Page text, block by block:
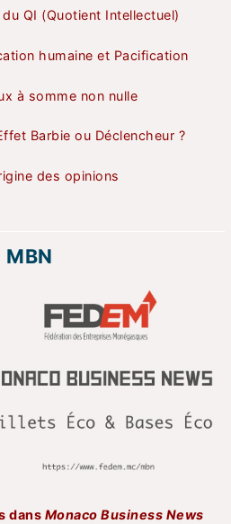
QI (Quotient Intellectuel)
humaine et Pacification
à somme non nulle
Barbie ou Déclencheur ?
des opinions
MBN
dans Monaco Business News